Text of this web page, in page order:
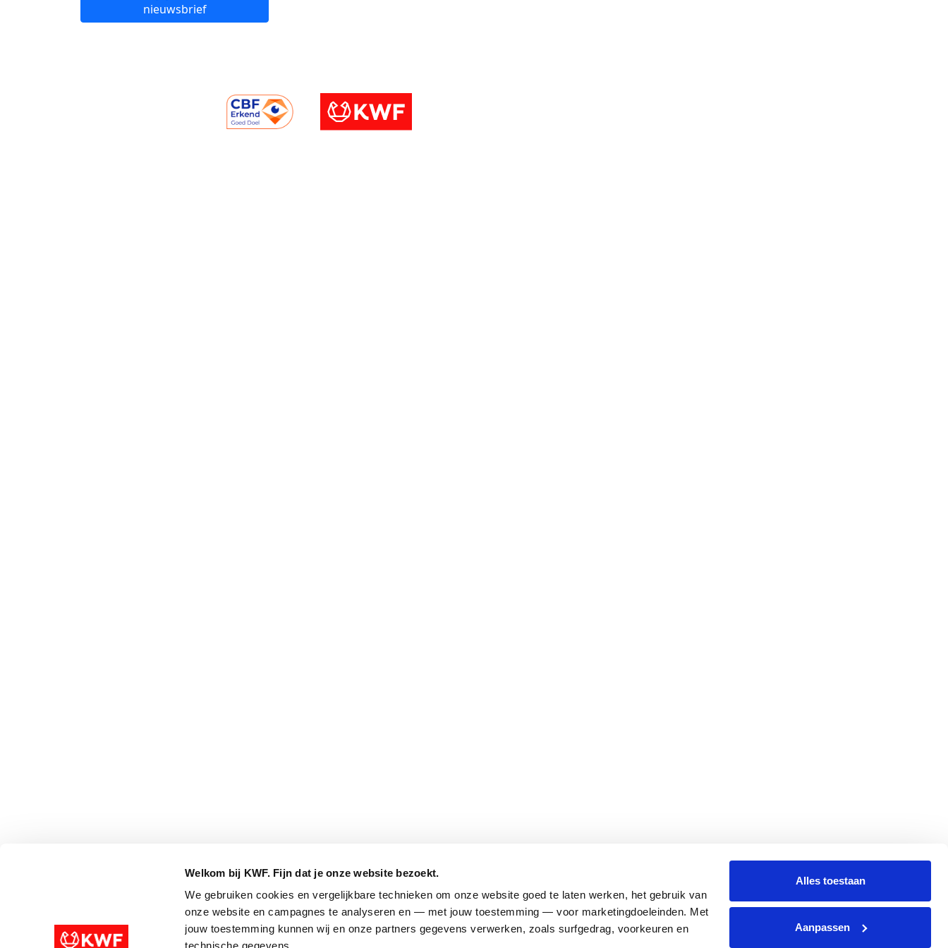
Welkom bij KWF. Fijn dat je onze website bezoekt.
We gebruiken cookies en vergelijkbare technieken om onze website goed te laten werken, het gebruik van
onze website en campagnes te analyseren en — met jouw toestemming — voor marketingdoeleinden. Met
jouw toestemming kunnen wij en onze partners gegevens verwerken, zoals surfgedrag, voorkeuren en
Alles toestaan
Aanpassen
nieuwsbrief